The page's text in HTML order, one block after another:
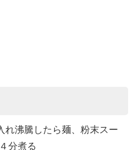
沸騰したら麺、粉末スー
分煮る